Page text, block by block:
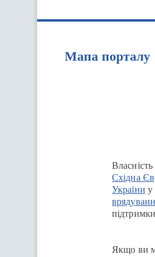
Мапа порталу
Східна
України у
підтримки
Якщо ви